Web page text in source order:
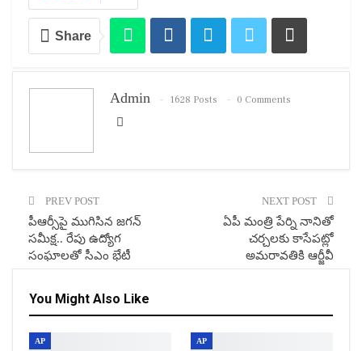
Share
Admin 1628 Posts 0 Comments
PREV POST
పీఆర్సీపై ముగిసిన జగన్
సమీక్ష.. రేపు ఉద్యోగ
సంఘాలతో సీఎం భేటీ
NEXT POST
ఏపీ మంత్రి పేర్ని నానితో
చ‌ర్చల‌కు కాసేప‌ట్లో
అమ‌రావ‌తికి ఆర్జీవీ
You Might Also Like
AP AP